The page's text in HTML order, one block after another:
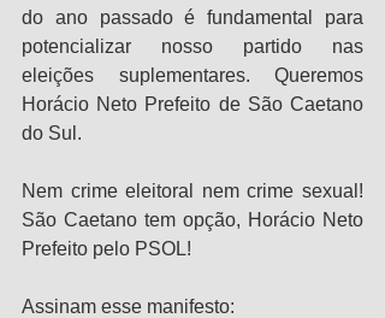
do ano passado é fundamental para
potencializar nosso partido nas
eleições suplementares. Queremos
Horácio Neto Prefeito de São Caetano
do Sul.
Nem crime eleitoral nem crime sexual!
São Caetano tem opção, Horácio Neto
Prefeito pelo PSOL!
Assinam esse manifesto: